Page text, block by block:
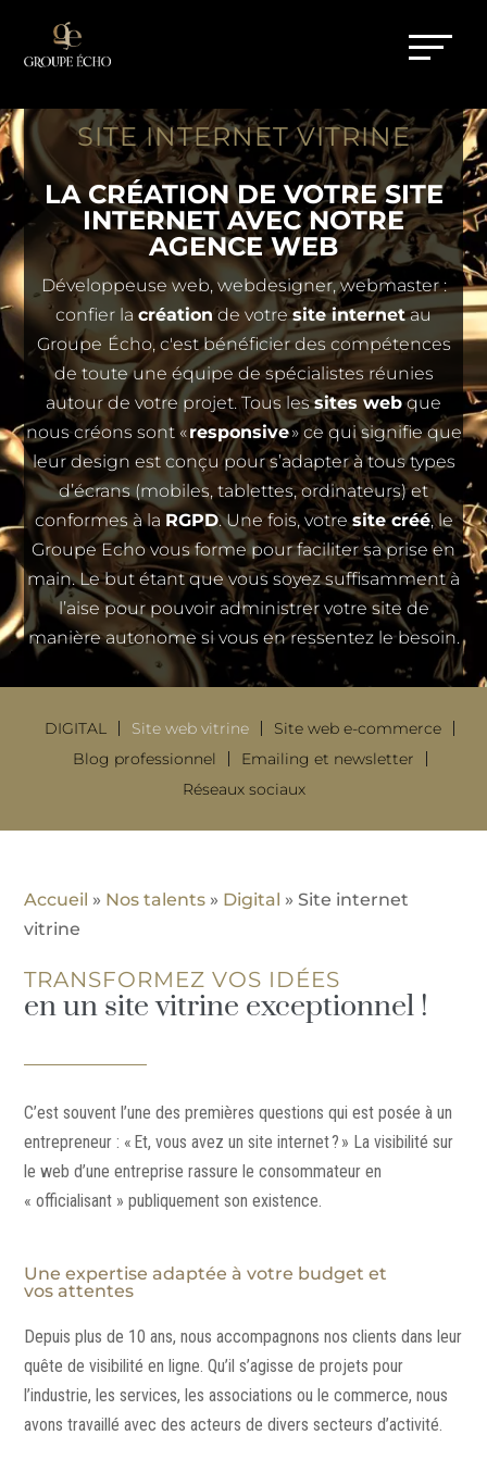
SITE INTERNET VITRINE
LA CRÉATION DE VOTRE SITE
INTERNET AVEC NOTRE
AGENCE WEB
Développeuse web, webdesigner, webmaster :
confier lacréationde votresite internetau
Groupe Écho, c'est bénéficier des compétences
de toute une équipe de spécialistes réunies
autour de votre projet. Tous lessites webque
nous créons sont «responsive» ce qui signifie que
leur design est conçu pour s’adapter à tous types
d’écrans (mobiles, tablettes, ordinateurs) et
conformes à la RGPD. Une fois, votresite créé, le
Groupe Echo vous forme pour faciliter sa prise en
main. Le but étant que vous soyez suffisamment à
l’aise pour pouvoir administrer votre site de
manière autonome si vous en ressentez le besoin.
DIGITAL Site web vitrine
Site web e-commerce
Blog professionnel
Emailing et newsletter
Réseaux sociaux
Accueil » Nos talents » Digital »Site internet
vitrine
TRANSFORMEZ VOS IDÉES
en un site vitrine exceptionnel !
C’est souvent l’une des premières questions qui est posée à un
entrepreneur : « Et, vous avez un site internet ? » La visibilité sur
le web d’une entreprise rassure le consommateur en
« officialisant » publiquement son existence.
Une expertise adaptée à votre budget et
vos attentes
Depuis plus de 10 ans, nous accompagnons nos clients dans leur
quête de visibilité en ligne. Qu’il s’agisse de projets pour
l’industrie, les services, les associations ou le commerce, nous
avons travaillé avec des acteurs de divers secteurs d’activité.